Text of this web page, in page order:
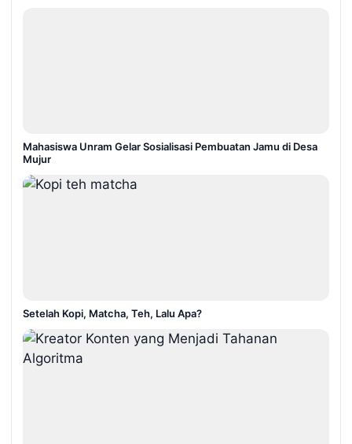
Mahasiswa Unram Gelar Sosialisasi Pembuatan Jamu di Desa
Mujur
Setelah Kopi, Matcha, Teh, Lalu Apa?